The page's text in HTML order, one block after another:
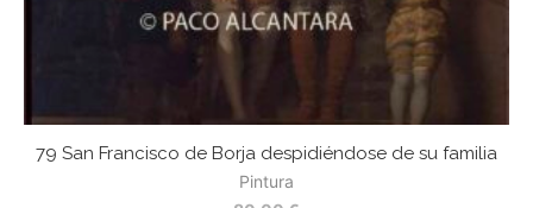
79 San Francisco de Borja despidiéndose de su familia
Pintura